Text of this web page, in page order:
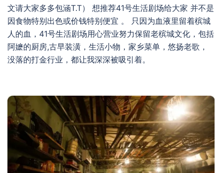
文请大家多多包涵T.T） 想推荐41号生活剧场给大家 并不是
因食物特别出色或价钱特别便宜 。 只因为血液里留着槟城
人的血，41号生活剧场用心营业努力保留老槟城文化，包括
阿嬷的厨房,古早装潢，生活小物，家乡菜单，悠扬老歌，
没落的打金行业，都让我深深被吸引着。